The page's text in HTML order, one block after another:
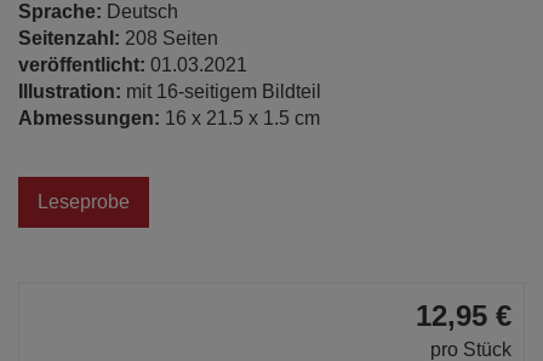
Sprache: Deutsch
Seitenzahl: 208 Seiten
veröffentlicht: 01.03.2021
Illustration: mit 16-seitigem Bildteil
Abmessungen: 16 x 21.5 x 1.5 cm
Leseprobe
12,95 €
pro Stück